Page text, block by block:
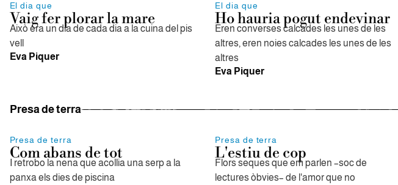
El dia que
Vaig fer plorar la mare
Això era un dia de cada dia a la cuina del pis
vell
Eva Piquer
El dia que
Ho hauria pogut endevinar
Eren converses calcades les unes de les
altres, eren noies calcades les unes de les
altres
Eva Piquer
Presa de terra
Presa de terra
Com abans de tot
I retrobo la nena que acollia una serp a la
panxa els dies de piscina
Presa de terra
L'estiu de cop
Flors seques que em parlen –soc de
lectures òbvies– de l'amor que no